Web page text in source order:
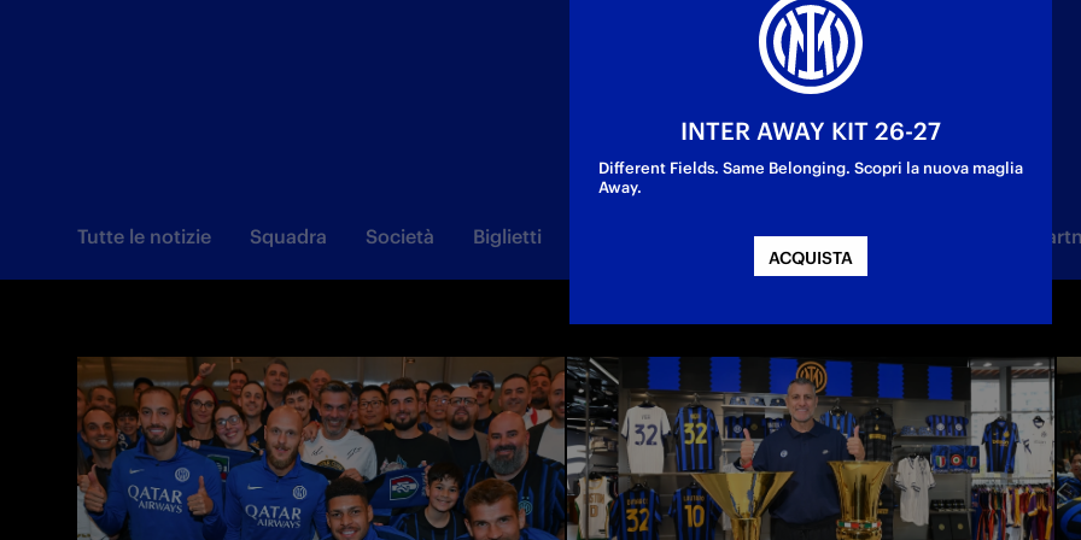
Tutte le notizie Squadra Società Biglietti Under 23 Settore Giovanile
INTER AWAY KIT 26-27
Different Fields. Same Belonging. Scopri la nuova maglia
Away.
ACQUISTA